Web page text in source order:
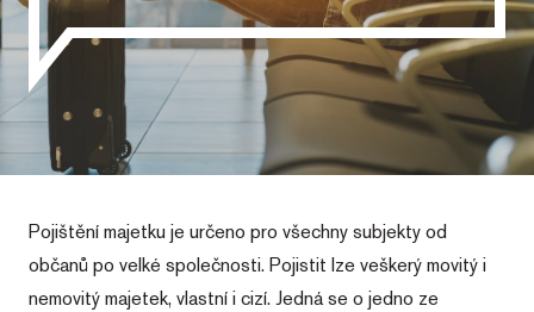
Pojištění majetku je určeno pro všechny subjekty od
občanů po velké společnosti. Pojistit lze veškerý movitý i
nemovitý majetek, vlastní i cizí. Jedná se o jedno ze